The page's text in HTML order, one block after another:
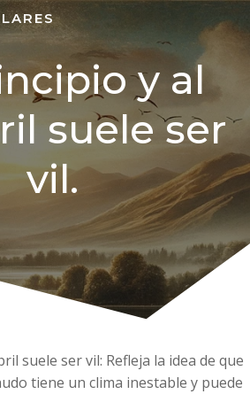
y al
suele ser
vil.
suele ser vil: Refleja la idea de que
tiene un clima inestable y puede